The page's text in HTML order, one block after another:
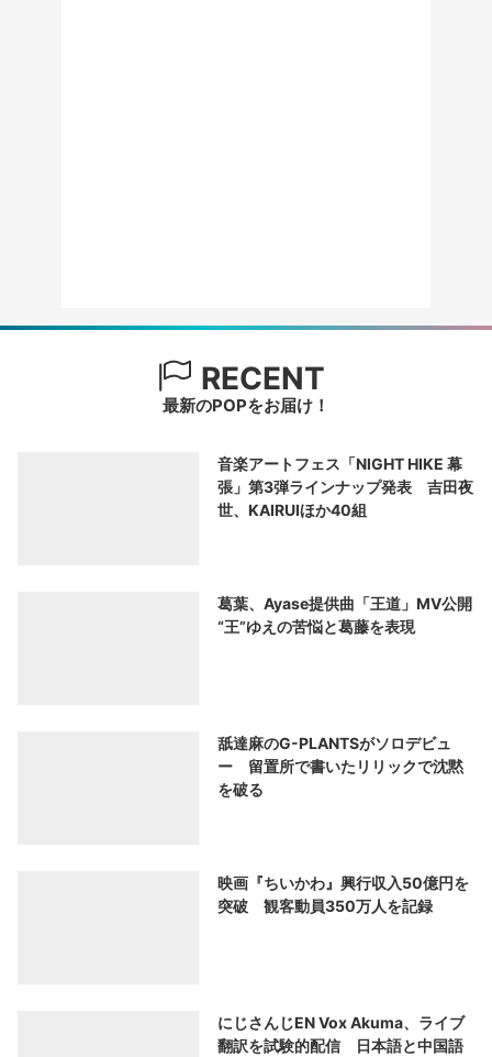
RECENT
最新のPOPをお届け！
音楽アートフェス「NIGHT HIKE 幕
張」第3弾ラインナップ発表 吉田夜
世、KAIRUIほか40組
葛葉、Ayase提供曲「王道」MV公開
“王”ゆえの苦悩と葛藤を表現
舐達麻のG-PLANTSがソロデビュ
ー 留置所で書いたリリックで沈黙
を破る
映画『ちいかわ』興行収入50億円を
突破 観客動員350万人を記録
にじさんじEN Vox Akuma、ライブ
翻訳を試験的配信 日本語と中国語